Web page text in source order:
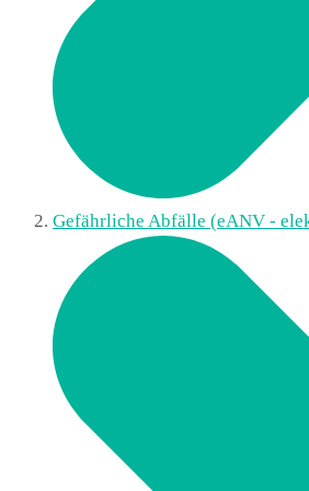
Gefährliche Abfälle (eANV -